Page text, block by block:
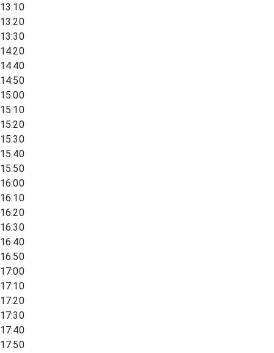
13:10
13:20
13:30
14:20
14:40
14:50
15:00
15:10
15:20
15:30
15:40
15:50
16:00
16:10
16:20
16:30
16:40
16:50
17:00
17:10
17:20
17:30
17:40
17:50